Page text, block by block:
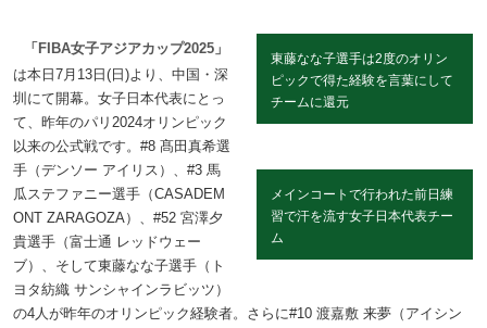
東藤なな子選手は2度のオリン
ピックで得た経験を言葉にして
チームに還元
メインコートで行われた前日練
習で汗を流す女子日本代表チー
ム
「FIBA女子アジアカップ2025」
は本日7月13日(日)より、中国・深
圳にて開幕。女子日本代表にとっ
て、昨年のパリ2024オリンピック
以来の公式戦です。#8 髙田真希選
手（デンソー アイリス）、#3 馬
瓜ステファニー選手（CASADEM
ONT ZARAGOZA）、#52 宮澤夕
貴選手（富士通 レッドウェー
ブ）、そして東藤なな子選手（ト
ヨタ紡織 サンシャインラビッツ）
の4人が昨年のオリンピック経験者。さらに#10 渡嘉敷 来夢（アイシン